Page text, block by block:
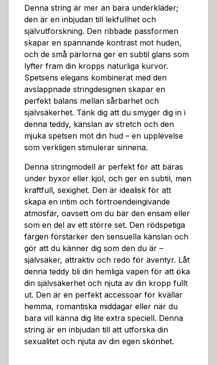
Denna string är mer än bara underkläder;
den är en inbjudan till lekfullhet och
självutforskning. Den ribbade passformen
skapar en spännande kontrast mot huden,
och de små pärlorna ger en subtil glans som
lyfter fram din kropps naturliga kurvor.
Spetsens elegans kombinerat med den
avslappnade stringdesignen skapar en
perfekt balans mellan sårbarhet och
självsäkerhet. Tänk dig att du smyger dig in i
denna teddy, känslan av stretch och den
mjuka spetsen mot din hud – en upplevelse
som verkligen stimulerar sinnena.
Denna stringmodell är perfekt för att bäras
under byxor eller kjol, och ger en subtil, men
kraftfull, sexighet. Den är idealisk för att
skapa en intim och förtroendeingivande
atmosfär, oavsett om du bär den ensam eller
som en del av ett större set. Den rödspetiga
färgen förstärker den sensuella känslan och
gör att du känner dig som den du är –
självsäker, attraktiv och redo för äventyr. Låt
denna teddy bli din hemliga vapen för att öka
din självsäkerhet och njuta av din kropp fullt
ut. Den är en perfekt accessoar för kvällar
hemma, romantiska middagar eller när du
bara vill känna dig lite extra speciell. Denna
string är en inbjudan till att utforska din
sexualitet och njuta av din egen skönhet.